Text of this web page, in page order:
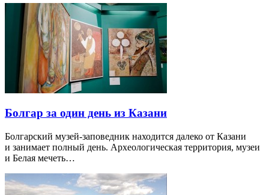
Болгар за один день из Казани
Болгарский музей-заповедник находится далеко от Казани
и занимает полный день. Археологическая территория, музеи
и Белая мечеть…